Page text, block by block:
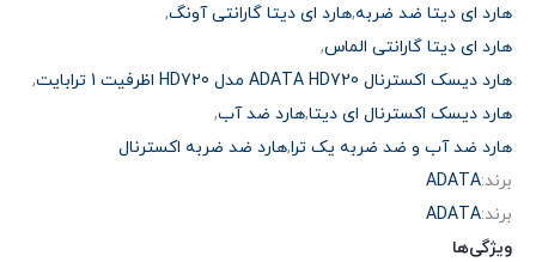
هارد ای دیتا ضد ضربه,هارد ای دیتا گارانتی آونگ,
هارد ای دیتا گارانتی الماس,
هارد دیسک اکسترنال ADATA HD720 مدل HD720 اظرفیت 1 ترابایت
,
هارد دیسک اکسترنال ای دیتا,هارد ضد آب,
هارد ضد آب و ضد ضربه یک ترا,هارد ضد ضربه اکسترنال
برند:ADATA
برند:ADATA
ویژگی‌ها